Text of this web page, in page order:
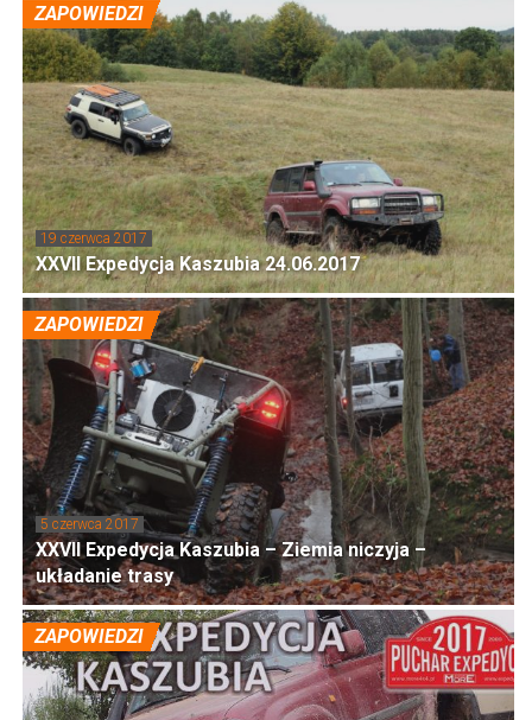
ZAPOWIEDZI
19 czerwca 2017
XXVII Expedycja Kaszubia 24.06.2017
ZAPOWIEDZI
5 czerwca 2017
XXVII Expedycja Kaszubia – Ziemia niczyja –
układanie trasy
ZAPOWIEDZI